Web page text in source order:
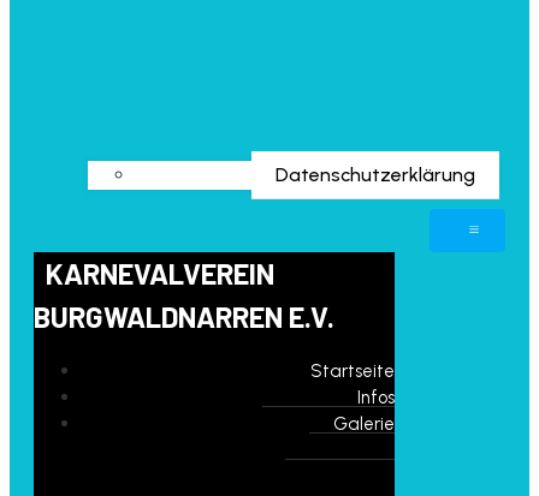
Datenschutzerklärung
KARNEVALVEREIN
BURGWALDNARREN E.V.
Startseite
Infos
Galerie